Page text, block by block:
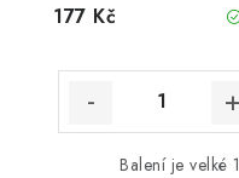
177 Kč
Balení je velké